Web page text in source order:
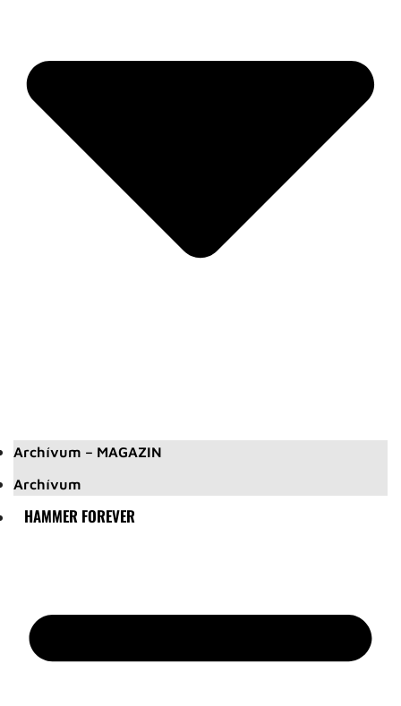
Archívum – MAGAZIN
Archívum
HAMMER FOREVER